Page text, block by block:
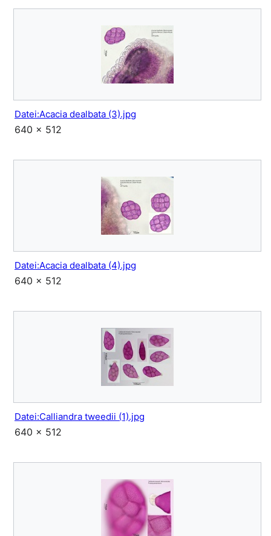
Datei:Acacia dealbata (3).jpg
640 × 512
Datei:Acacia dealbata (4).jpg
640 × 512
Datei:Calliandra tweedii (1).jpg
640 × 512